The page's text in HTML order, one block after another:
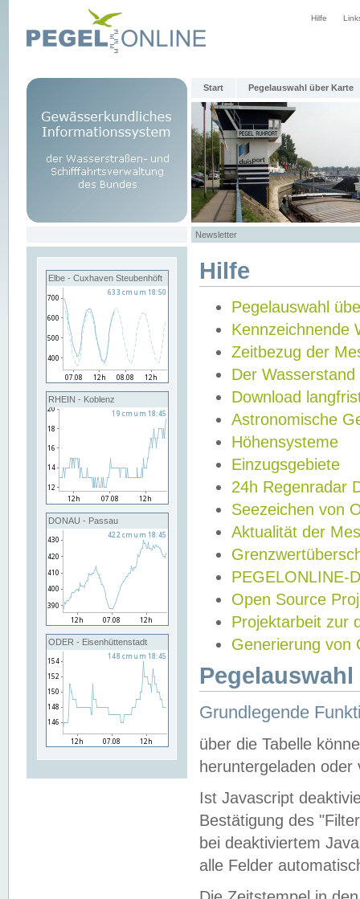
Hilfe
Start Pegelauswahl über Karte
Newsletter
Elbe - Cuxhaven Steubenhöft
RHEIN - Koblenz
DONAU - Passau
ODER - Eisenhüttenstadt
Hilfe
Pegelauswahl
Kennzeichnende
Zeitbezug der
Der Wasserstand
Download
Astronomische
Höhensysteme
Einzugsgebiete
24h Regenradar
Seezeichen von
Aktualität der
PEGELONLINE-
Open Source
Projektarbeit zur
Generierung von
Grundlegende
über die Tabelle
heruntergeladen oder
Ist Javascript
Bestätigung des
bei deaktiviertem
alle Felder